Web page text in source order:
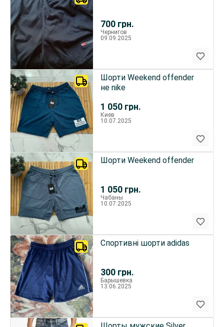
700 грн.
Чернигов
09.09.2025
1 050 грн.
Шорти Weekend offender
не nike
Киев
10.07.2025
1 050 грн.
Шорти Weekend offender
Чабаны
10.07.2025
300 грн.
Спортивні шорти adidas
Барышевка
13.06.2025